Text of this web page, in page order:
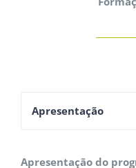
Apresentação
Apresentação do